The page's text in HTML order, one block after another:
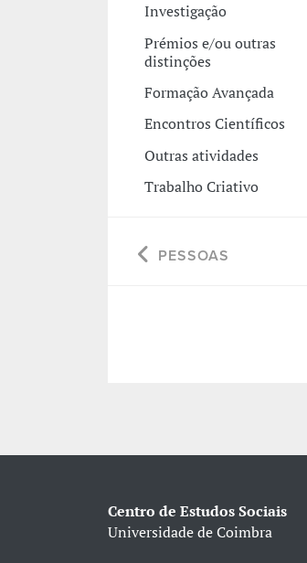
Investigação
Prémios e/ou outras
distinções
Formação Avançada
Encontros Científicos
Outras atividades
Trabalho Criativo
PESSOAS
Centro de Estudos Sociais
Universidade de Coimbra